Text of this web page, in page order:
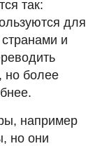
так:
для
и
но более
например
но они